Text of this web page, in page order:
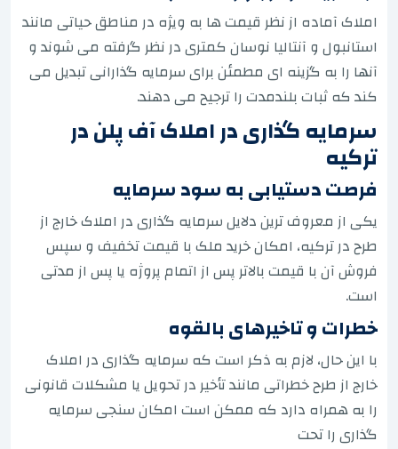
املاک آماده از نظر قیمت ها به ویژه در مناطق حیاتی مانند
استانبول و آنتالیا نوسان کمتری در نظر گرفته می شوند و
آنها را به گزینه ای مطمئن برای سرمایه گذارانی تبدیل می
کند که ثبات بلندمدت را ترجیح می دهند.
سرمایه گذاری در املاک آف پلن در
ترکیه
فرصت دستیابی به سود سرمایه
یکی از معروف ترین دلایل سرمایه گذاری در املاک خارج از
طرح در ترکیه، امکان خرید ملک با قیمت تخفیف و سپس
فروش آن با قیمت بالاتر پس از اتمام پروژه یا پس از مدتی
است.
خطرات و تاخیرهای بالقوه
با این حال، لازم به ذکر است که سرمایه گذاری در املاک
خارج از طرح خطراتی مانند تأخیر در تحویل یا مشکلات قانونی
را به همراه دارد که ممکن است امکان سنجی سرمایه
گذاری را تحت